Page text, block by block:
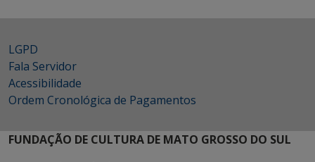
LGPD
Fala Servidor
Acessibilidade
Ordem Cronológica de Pagamentos
FUNDAÇÃO DE CULTURA DE MATO GROSSO DO SUL